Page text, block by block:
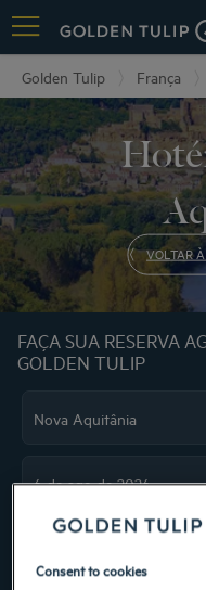
Golden Tulip França
VOLTAR
FAÇA SUA RESERVA
GOLDEN TULIP
Navigate forward to interact
Consent to cookies